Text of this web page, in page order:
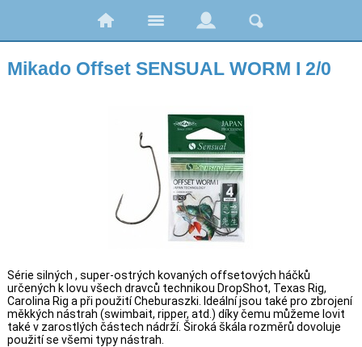
Mikado Offset SENSUAL WORM I 2/0
Série silných , super-ostrých kovaných offsetových háčků
určených k lovu všech dravců technikou DropShot, Texas Rig,
Carolina Rig a při použití Cheburaszki. Ideální jsou také pro zbrojení
měkkých nástrah (swimbait, ripper, atd.) díky čemu můžeme lovit
také v zarostlých částech nádrží. Široká škála rozměrů dovoluje
použití se všemi typy nástrah.